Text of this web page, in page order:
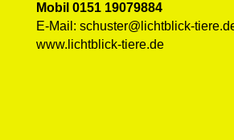
Mobil 0151 19079884
E-Mail: schuster@lichtblick-
www.lichtblick-tiere.de